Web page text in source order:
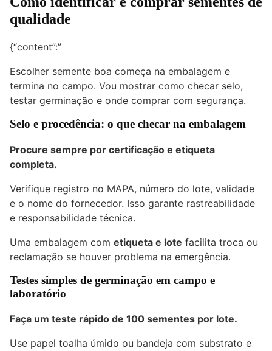
qualidade
{“content”:”
Escolher semente boa começa na embalagem e
termina no campo. Vou mostrar como checar selo,
testar germinação e onde comprar com segurança.
Selo e procedência: o que checar na embalagem
Procure sempre por certificação e etiqueta
completa.
Verifique registro no MAPA, número do lote, validade
e o nome do fornecedor. Isso garante rastreabilidade
e responsabilidade técnica.
Uma embalagem com etiqueta e lote facilita troca ou
reclamação se houver problema na emergência.
Testes simples de germinação em campo e
laboratório
Faça um teste rápido de 100 sementes por lote.
Use papel toalha úmido ou bandeja com substrato e